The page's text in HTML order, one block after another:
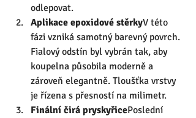
odlepovat.
Aplikace epoxidové stěrkyV této
fázi vzniká samotný barevný povrch.
Fialový odstín byl vybrán tak, aby
koupelna působila moderně a
zároveň elegantně. Tloušťka vrstvy
je řízena s přesností na milimetr.
Finální čirá pryskyřicePoslední